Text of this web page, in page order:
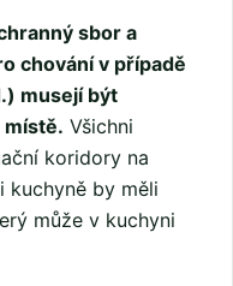
sbor a
chování v případě
musejí být
místě. Všichni
koridory na
kuchyně by měli
může v kuchyni